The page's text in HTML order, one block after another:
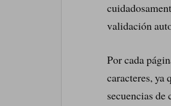
validación
Por cada
caracteres, ya
secuencias